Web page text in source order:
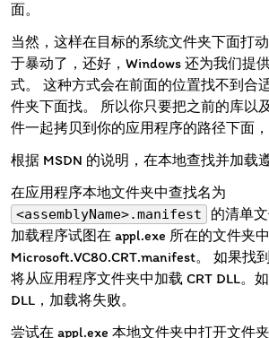
面。
当然，这样在目标的系统文件夹下面打
于暴动了，还好，Windows 还为我们提
式。 这种方式会在前面的位置找不到合
件夹下面找。 所以你只要把之前的库以
件一起拷贝到你的应用程序的路径下面，
根据 MSDN 的说明，在本地查找并加载
在应用程序本地文件夹中查找名为
<assemblyName>.manifest
的清单
加载程序试图在 appl.exe 所在的文件夹
Microsoft.VC80.CRT.manifest。 如果找
将从应用程序文件夹中加载 CRT DLL。
DLL，加载将失败。
尝试在 appl.exe 本地文件夹中打开文件夹